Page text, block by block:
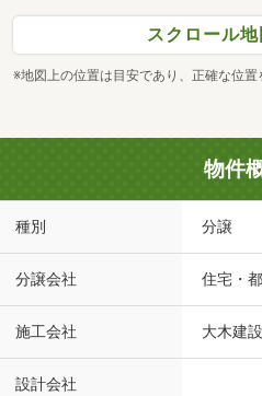
スクロール
※地図上の位置は目安であり、正確な位置
物件
種別 分譲
分譲会社 住宅・
施工会社 大木建設
設計会社